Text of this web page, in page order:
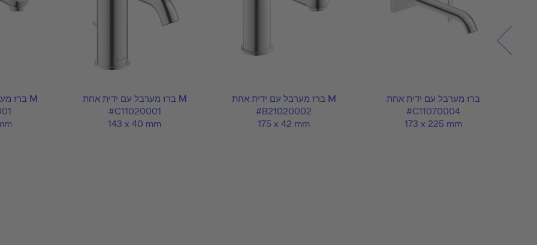
ברז מערבל עם ידית אחת
#C11070004
173 x 225 mm
ברז מערבל עם ידית אחת M
#B21020002
175 x 42 mm
ברז מערבל עם ידית אחת M
#C11020001
143 x 40 mm
ברז מערבל עם ידית אחת M